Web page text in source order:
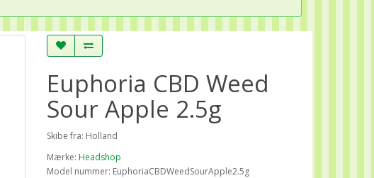
Euphoria CBD Weed
Sour Apple 2.5g
Skibe fra: Holland
Mærke: Headshop
Model nummer: EuphoriaCBDWeedSourApple2.5g